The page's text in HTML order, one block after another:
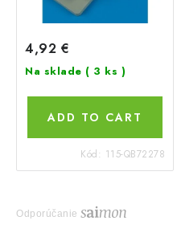
4,92 €
Na sklade ( 3 ks )
ADD TO CART
Kód: 115-QB72278
Odporúčanie